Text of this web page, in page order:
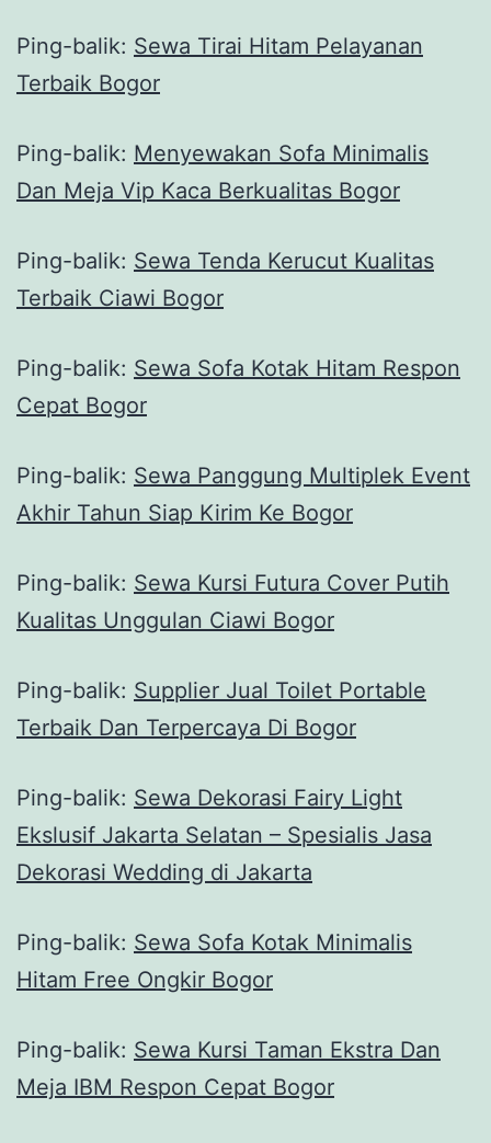
Ping-balik: Sewa Tirai Hitam Pelayanan
Terbaik Bogor
Ping-balik: Menyewakan Sofa Minimalis
Dan Meja Vip Kaca Berkualitas Bogor
Ping-balik: Sewa Tenda Kerucut Kualitas
Terbaik Ciawi Bogor
Ping-balik: Sewa Sofa Kotak Hitam Respon
Cepat Bogor
Ping-balik: Sewa Panggung Multiplek Event
Akhir Tahun Siap Kirim Ke Bogor
Ping-balik: Sewa Kursi Futura Cover Putih
Kualitas Unggulan Ciawi Bogor
Ping-balik: Supplier Jual Toilet Portable
Terbaik Dan Terpercaya Di Bogor
Ping-balik: Sewa Dekorasi Fairy Light
Ekslusif Jakarta Selatan – Spesialis Jasa
Dekorasi Wedding di Jakarta
Ping-balik: Sewa Sofa Kotak Minimalis
Hitam Free Ongkir Bogor
Ping-balik: Sewa Kursi Taman Ekstra Dan
Meja IBM Respon Cepat Bogor